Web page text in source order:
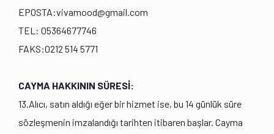
EPOSTA:vivamood@gmail.com
TEL: 05364677746
FAKS:0212 514 5771
CAYMA HAKKININ SÜRESİ:
13.Alıcı, satın aldığı eğer bir hizmet ise, bu 14 günlük süre
sözleşmenin imzalandığı tarihten itibaren başlar. Cayma